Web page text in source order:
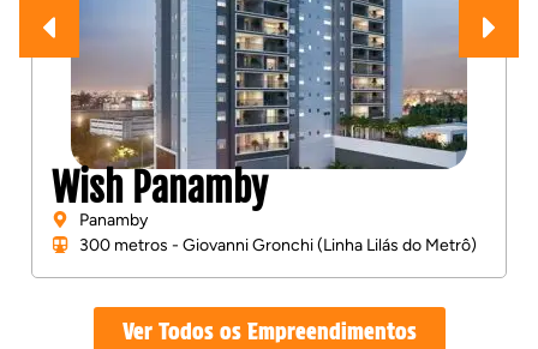
Wish Panamby
Panamby
300 metros - Giovanni Gronchi (Linha Lilás do Metrô)
Ver Todos os Empreendimentos